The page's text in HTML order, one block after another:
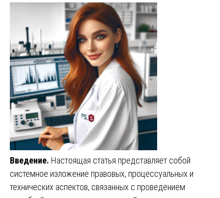
Введение. Настоящая статья представляет собой
системное изложение правовых, процессуальных и
технических аспектов, связанных с проведением